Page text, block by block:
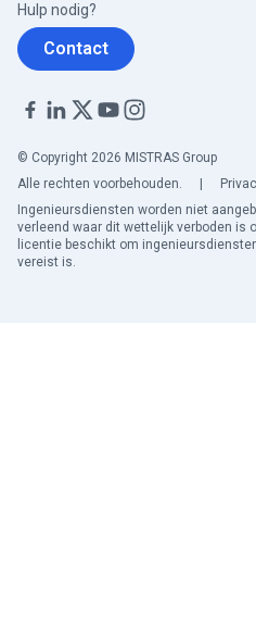
Hulp nodig?
Contact
© Copyright 2026 MISTRAS Group
Alle rechten voorbehouden.
Ingenieursdiensten worden niet
verleend waar dit wettelijk verboden is
licentie beschikt om
vereist is.